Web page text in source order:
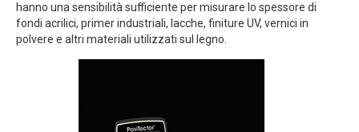
hanno una sensibilità sufficiente per misurare lo spessore di
fondi acrilici, primer industriali, lacche, finiture UV, vernici in
polvere e altri materiali utilizzati sul legno.